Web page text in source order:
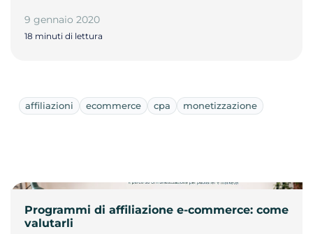
9 gennaio 2020
18 minuti di lettura
affiliazioni ecommerce cpa monetizzazione
Programmi di affiliazione e-commerce: come
valutarli